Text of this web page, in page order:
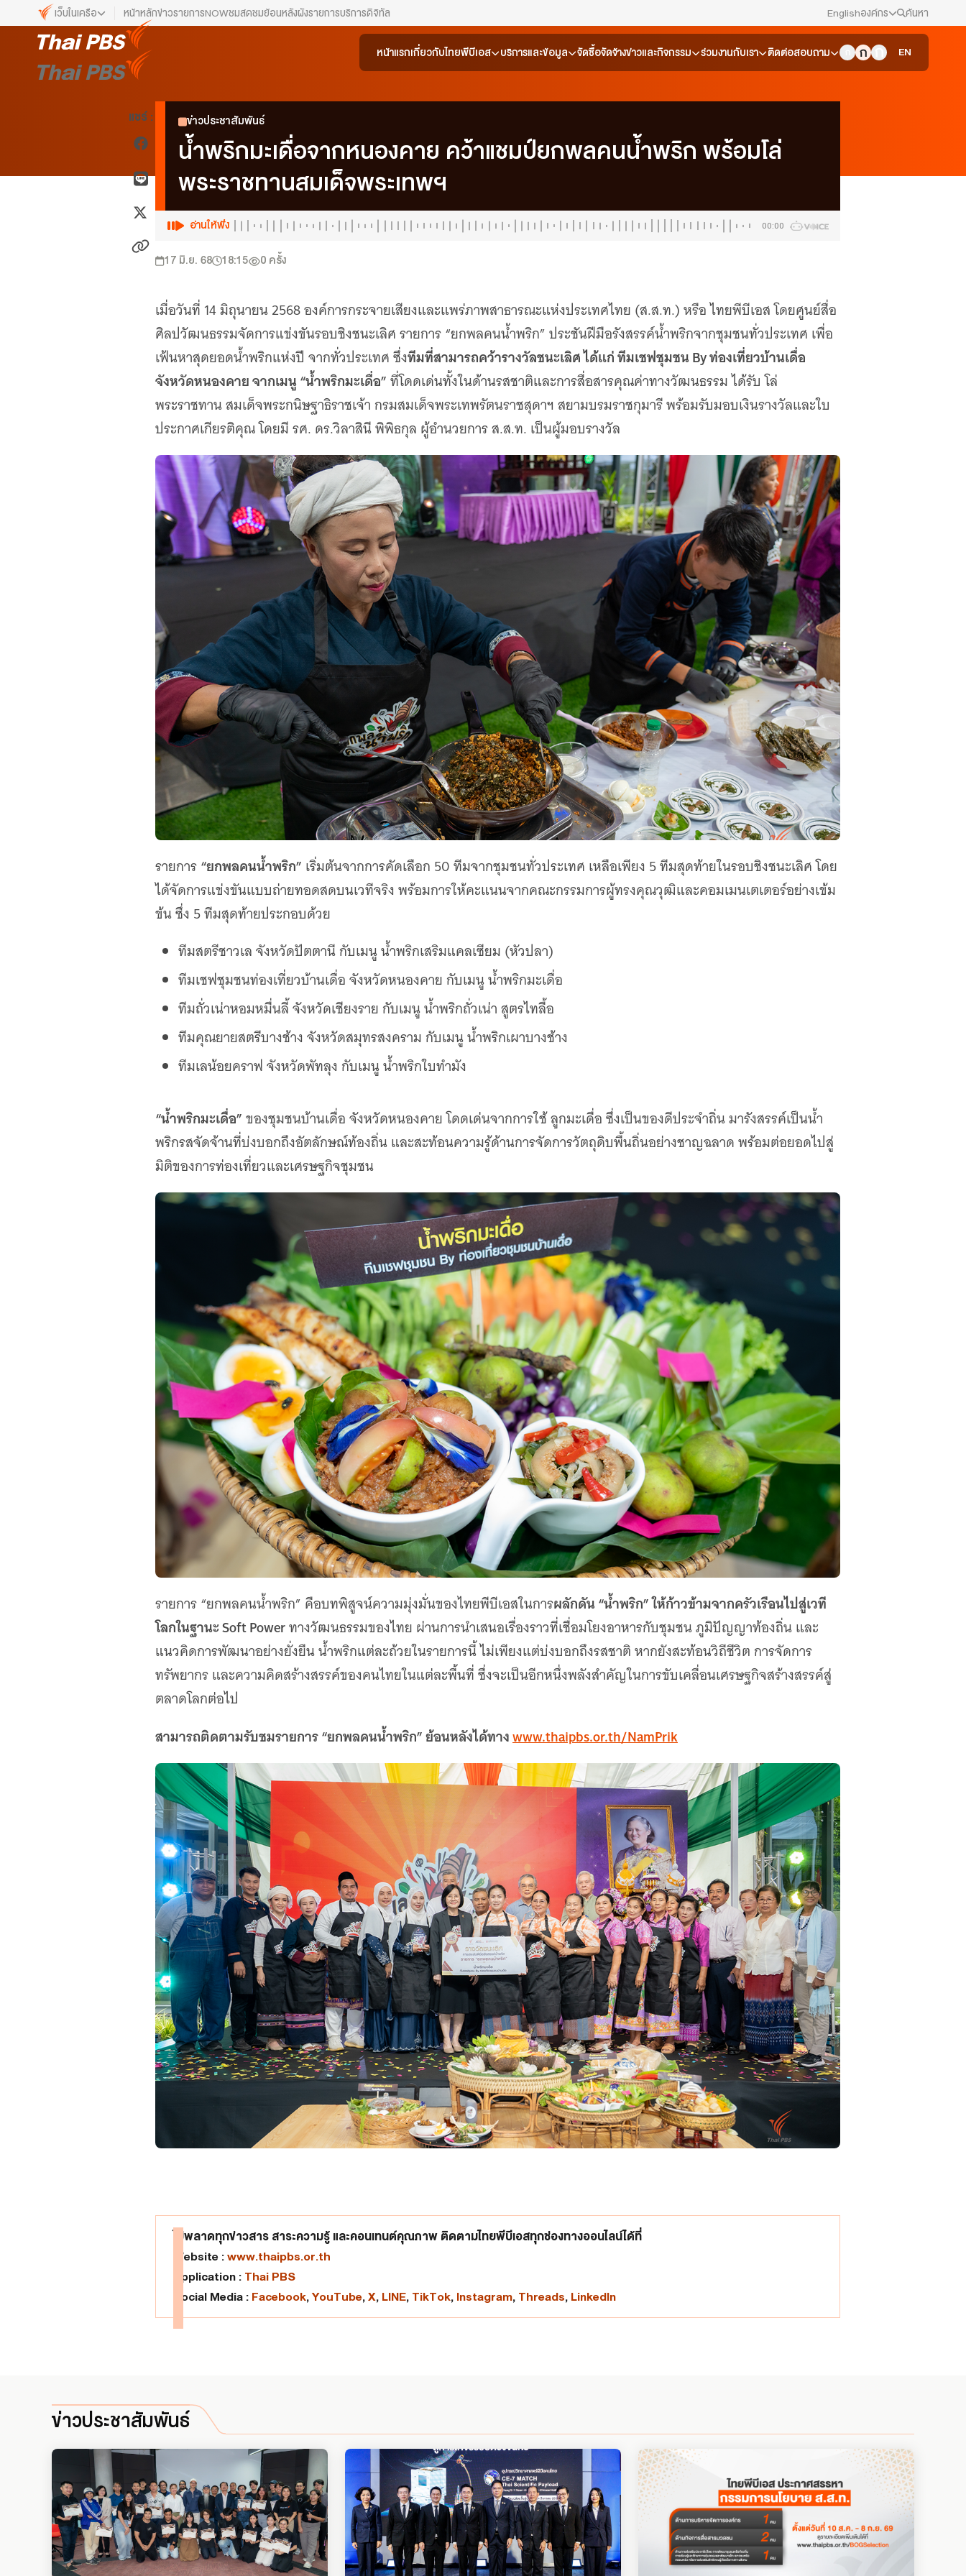
เว็บในเครือ
เว็บไซต์ในเครือ
ALTV
ทุกความสุข...ดูฟรี ไม่มีโฆษณา
The Active
พื้นที่นำเสนอวาระของสังคม
Thai PBS Kids
Thai PBS Podcast
View The World via The Voice
Thai PBS World
เพราะพลังการสื่อสารอยู่ในมือคุณ
นิเวศสื่อสาธารณะท้องถิ่นคุณภาพ
Policy Watch
Making Data Visible
Thai PBS Verify
ตรวจสอบข่าวปลอม คัดกรองข่าวจริง
หน้าหลักข่าวรายการNOWชมสดชมย้อนหลังผังรายการบริการดิจิทัล Englishองค์กร
สมัครงาน/ฝึกงาน
ค้นหา
หน้าแรกเกี่ยวกับไทยพีบีเอส บริการและข้อมูล จัดซื้อจัดจ้างข่าวและกิจกรรม ร่วมงานกับเรา ติดต่อสอบถาม EN
แชร์ : ข่าวประชาสัมพันธ์
น้ำพริกมะเดื่อจากหนองคาย คว้าแชมป์ยกพลคนน้ำพริก พร้อมโล่
พระราชทานสมเด็จพระเทพฯ
อ่านให้ฟัง 00:00
17 มิ.ย. 68 18:15 0 ครั้ง
เมื่อวันที่ 14 มิถุนายน 2568 องค์การกระจายเสียงและแพร่ภาพสาธารณะแห่งประเทศไทย (ส.ส.ท.) หรือ ไทยพีบีเอส โดยศูนย์สื่อ
ศิลปวัฒนธรรมจัดการแข่งขันรอบชิงชนะเลิศ รายการ “ยกพลคนน้ำพริก” ประชันฝีมือรังสรรค์น้ำพริกจากชุมชนทั่วประเทศ เพื่อ
เฟ้นหาสุดยอดน้ำพริกแห่งปี จากทั่วประเทศ ซึ่งทีมที่สามารถคว้ารางวัลชนะเลิศ ได้แก่ ทีมเชฟชุมชน By ท่องเที่ยวบ้านเดื่อ
จังหวัดหนองคาย จากเมนู “น้ำพริกมะเดื่อ”ที่โดดเด่นทั้งในด้านรสชาติและการสื่อสารคุณค่าทางวัฒนธรรม ได้รับ โล่
พระราชทาน สมเด็จพระกนิษฐาธิราชเจ้า กรมสมเด็จพระเทพรัตนราชสุดาฯ สยามบรมราชกุมารี พร้อมรับมอบเงินรางวัลและใบ
ประกาศเกียรติคุณ โดยมี รศ. ดร.วิลาสินี พิพิธกุล ผู้อำนวยการ ส.ส.ท. เป็นผู้มอบรางวัล
รายการ“ยกพลคนน้ำพริก” เริ่มต้นจากการคัดเลือก 50 ทีมจากชุมชนทั่วประเทศ เหลือเพียง 5 ทีมสุดท้ายในรอบชิงชนะเลิศ โดย
ได้จัดการแข่งขันแบบถ่ายทอดสดบนเวทีจริง พร้อมการให้คะแนนจากคณะกรรมการผู้ทรงคุณวุฒิและคอมเมนเตเตอร์อย่างเข้ม
ข้น ซึ่ง 5 ทีมสุดท้ายประกอบด้วย
ทีมสตรีชาวเล จังหวัดปัตตานี กับเมนู น้ำพริกเสริมแคลเซียม (หัวปลา)
ทีมเชฟชุมชนท่องเที่ยวบ้านเดื่อ จังหวัดหนองคาย กับเมนู น้ำพริกมะเดื่อ
ทีมถั่วเน่าหอมหมื่นลี้ จังหวัดเชียงราย กับเมนู น้ำพริกถั่วเน่า สูตรไทลื้อ
ทีมคุณยายสตรีบางช้าง จังหวัดสมุทรสงคราม กับเมนู น้ำพริกเผาบางช้าง
ทีมเลน้อยคราฟ จังหวัดพัทลุง กับเมนู น้ำพริกใบทำมัง
“น้ำพริกมะเดื่อ”ของชุมชนบ้านเดื่อ จังหวัดหนองคาย โดดเด่นจากการใช้ ลูกมะเดื่อ ซึ่งเป็นของดีประจำถิ่น มารังสรรค์เป็นน้ำ
พริกรสจัดจ้านที่บ่งบอกถึงอัตลักษณ์ท้องถิ่น และสะท้อนความรู้ด้านการจัดการวัตถุดิบพื้นถิ่นอย่างชาญฉลาด พร้อมต่อยอดไปสู่
มิติของการท่องเที่ยวและเศรษฐกิจชุมชน
รายการ “ยกพลคนน้ำพริก” คือบทพิสูจน์ความมุ่งมั่นของไทยพีบีเอสในการผลักดัน “น้ำพริก” ให้ก้าวข้ามจากครัวเรือนไปสู่เวที
โลกในฐานะ Soft Powerทางวัฒนธรรมของไทย ผ่านการนำเสนอเรื่องราวที่เชื่อมโยงอาหารกับชุมชน ภูมิปัญญาท้องถิ่น และ
แนวคิดการพัฒนาอย่างยั่งยืน น้ำพริกแต่ละถ้วยในรายการนี้ ไม่เพียงแต่บ่งบอกถึงรสชาติ หากยังสะท้อนวิถีชีวิต การจัดการ
ทรัพยากร และความคิดสร้างสรรค์ของคนไทยในแต่ละพื้นที่ ซึ่งจะเป็นอีกหนึ่งพลังสำคัญในการขับเคลื่อนเศรษฐกิจสร้างสรรค์สู่
ตลาดโลกต่อไป
สามารถติดตามรับชมรายการ “ยกพลคนน้ำพริก” ย้อนหลังได้ทางwww.thaipbs.or.th/NamPrik
ไม่พลาดทุกข่าวสาร สาระความรู้ และคอนเทนต์คุณภาพ ติดตามไทยพีบีเอสทุกช่องทางออนไลน์ได้ที่
Website : www.thaipbs.or.th
Application : Thai PBS
Social Media : Facebook, YouTube, X, LINE, TikTok, Instagram, Threads, LinkedIn
ข่าวประชาสัมพันธ์